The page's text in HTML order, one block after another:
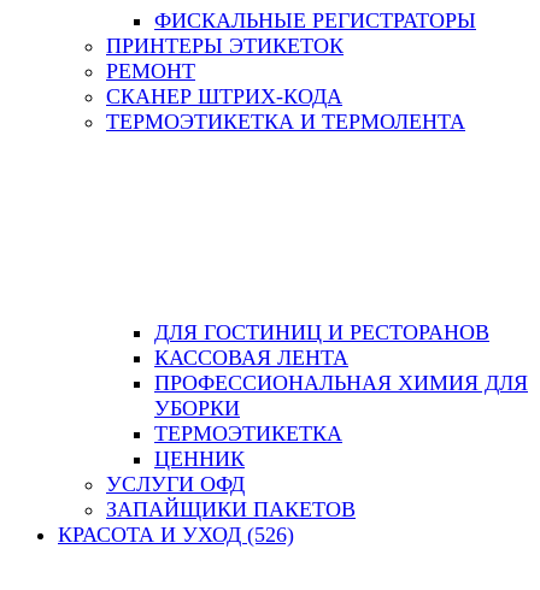
ФИСКАЛЬНЫЕ РЕГИСТРАТОРЫ
ПРИНТЕРЫ ЭТИКЕТОК
РЕМОНТ
СКАНЕР ШТРИХ-КОДА
ТЕРМОЭТИКЕТКА И ТЕРМОЛЕНТА
ДЛЯ ГОСТИНИЦ И РЕСТОРАНОВ
КАССОВАЯ ЛЕНТА
ПРОФЕССИОНАЛЬНАЯ ХИМИЯ ДЛЯ
УБОРКИ
ТЕРМОЭТИКЕТКА
ЦЕННИК
УСЛУГИ ОФД
ЗАПАЙЩИКИ ПАКЕТОВ
КРАСОТА И УХОД (526)